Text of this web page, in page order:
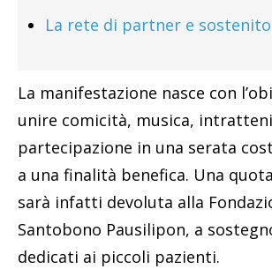
La rete di partner e
La manifestazione nasce con
unire comicità, musica,
partecipazione in una serata
a una finalità benefica. Una
sarà infatti devoluta alla
Santobono Pausilipon, a
dedicati ai piccoli pazienti.